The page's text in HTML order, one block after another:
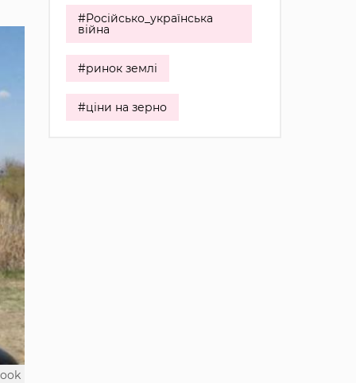
#Російсько_українська
війна
#ринок землі
#ціни на зерно